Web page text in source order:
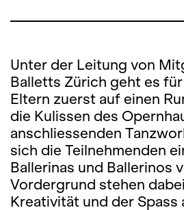
Unter der Leitung von
Balletts Zürich geht es
Eltern zuerst auf einen
die Kulissen des
anschliessenden
sich die Teilnehmenden
Ballerinas und Ballerinos
Vordergrund stehen
Kreativität und der Spass